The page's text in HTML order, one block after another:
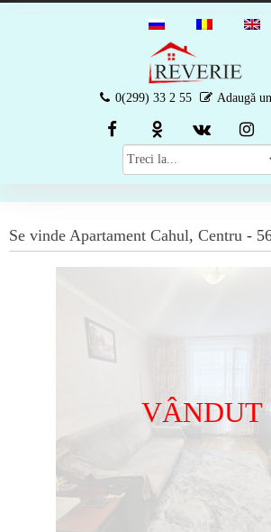
0(299) 33 2 55 Adaugă
Se vinde Apartament Cahul, Centru -
VÂNDUT